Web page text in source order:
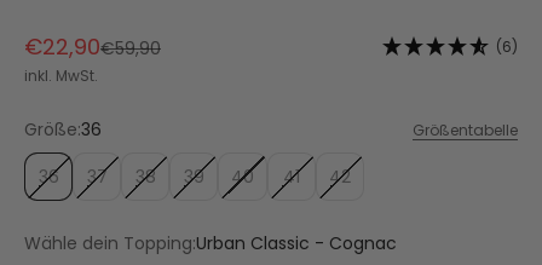
Angebot
€22,90Regulärer Preis
€59,90
(6)
inkl. MwSt.
Größe:36 Größentabelle
36 37 38 39 40 41 42
Wähle dein Topping:Urban Classic - Cognac